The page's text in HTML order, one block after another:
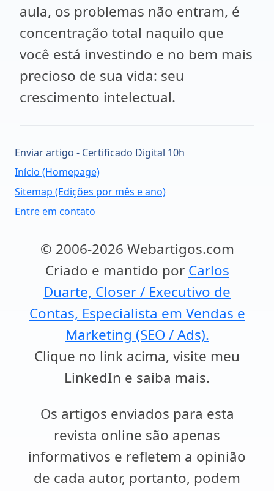
aula, os problemas não entram, é
concentração total naquilo que
você está investindo e no bem mais
precioso de sua vida: seu
crescimento intelectual.
Enviar artigo - Certificado Digital 10h
Início (Homepage)
Sitemap (Edições por mês e ano)
Entre em contato
© 2006-2026 Webartigos.com
Criado e mantido por Carlos
Duarte, Closer / Executivo de
Contas, Especialista em Vendas e
Marketing (SEO / Ads).
Clique no link acima, visite meu
LinkedIn e saiba mais.
Os artigos enviados para esta
revista online são apenas
informativos e refletem a opinião
de cada autor, portanto, podem